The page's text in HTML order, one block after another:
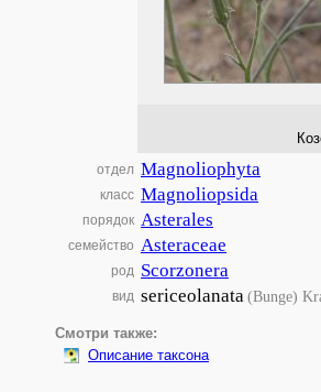
отдел Magnoliophyta
класс Magnoliopsida
порядок Asterales
семейство Asteraceae
род Scorzonera
вид sericeolanata(Bunge)
Смотри также:
Описание таксона